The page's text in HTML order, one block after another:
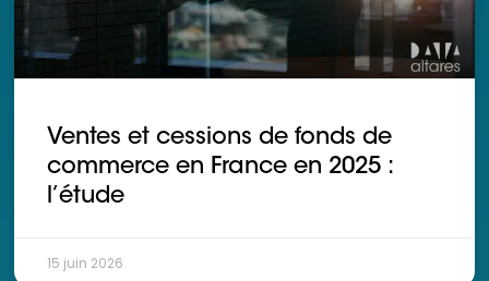
Ventes et cessions de fonds de
commerce en France en 2025 :
l’étude
15 juin 2026